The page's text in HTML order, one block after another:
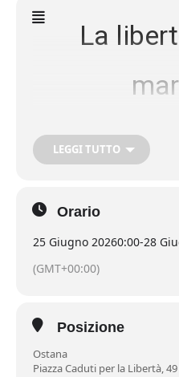
La
lingue che
inaugura la
Clicca e Leggi il Programma
LEGGI TUTTO
Orario
25 Giugno 20260:00-28
(GMT+00:00)
Posizione
Ostana
Piazza Caduti per la Libertà, 49